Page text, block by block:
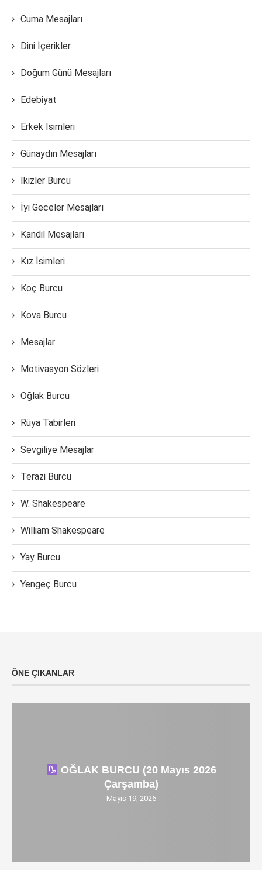
Cuma Mesajları
Dini İçerikler
Doğum Günü Mesajları
Edebiyat
Erkek İsimleri
Günaydın Mesajları
İkizler Burcu
İyi Geceler Mesajları
Kandil Mesajları
Kız İsimleri
Koç Burcu
Kova Burcu
Mesajlar
Motivasyon Sözleri
Oğlak Burcu
Rüya Tabirleri
Sevgiliye Mesajlar
Terazi Burcu
W. Shakespeare
William Shakespeare
Yay Burcu
Yengeç Burcu
ÖNE ÇIKANLAR
OĞLAK BURCU (20 Mayıs 2026
Çarşamba)
Mayıs 19, 2026